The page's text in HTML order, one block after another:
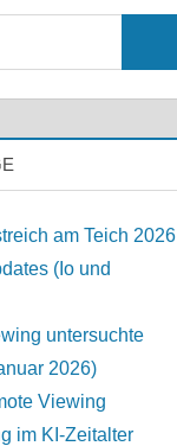
am Teich 2026
(Io und
untersuchte
2026)
Viewing
im KI-Zeitalter